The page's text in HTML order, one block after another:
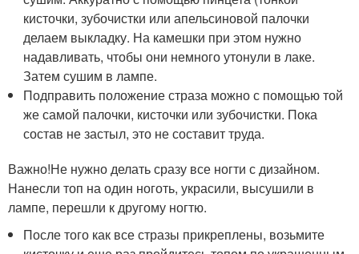
кисточки, зубочистки или апельсиновой палочки
делаем выкладку. На камешки при этом нужно
надавливать, чтобы они немного утонули в лаке.
Затем сушим в лампе.
Подправить положение страза можно с помощью той
же самой палочки, кисточки или зубочистки. Пока
состав не застыл, это не составит труда.
Важно!Не нужно делать сразу все ногти с дизайном.
Нанесли топ на один ноготь, украсили, высушили в
лампе, перешли к другому ногтю.
После того как все стразы прикреплены, возьмите